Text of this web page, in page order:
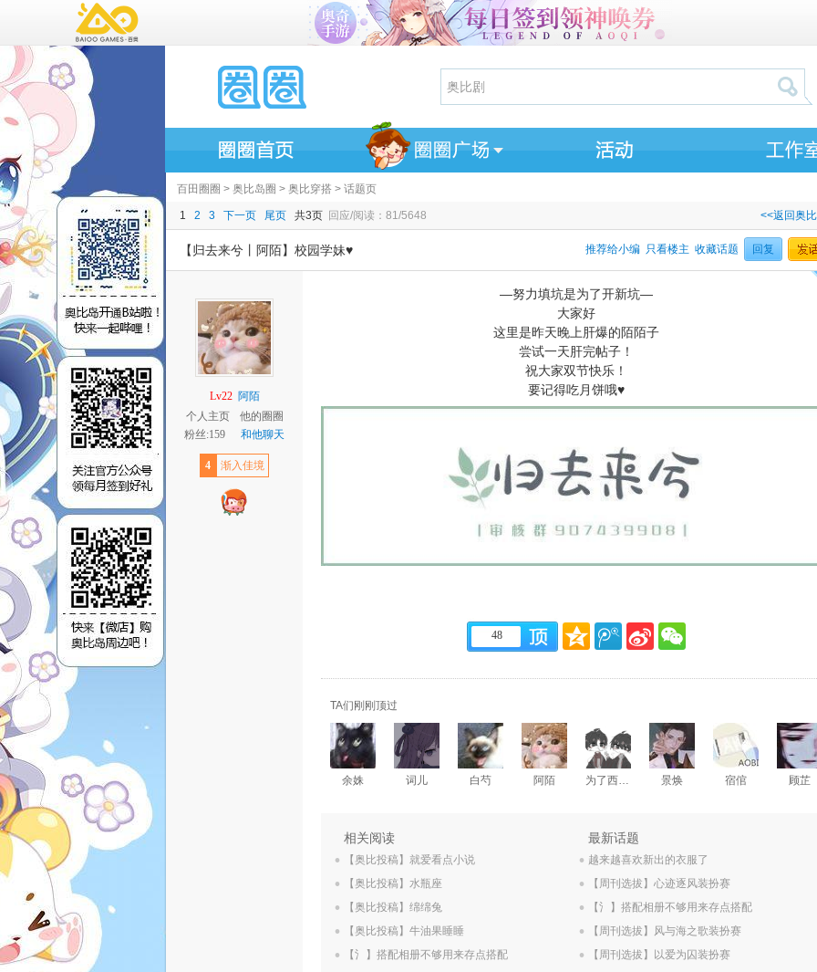
百田圈圈 > 奥比岛圈 > 奥比穿搭 > 话题页
<<返回奥
1 2 3 下一页 尾页 共3页 回应/阅读：81/5648
【归去来兮丨阿陌】校园学妹♥ 回复
收藏话题
只看楼主
推荐给小编
Lv22 阿陌
个人主页
他的圈圈
粉丝:159
和他聊天
4 渐入佳境
—努力填坑是为了开新坑—
大家好
这里是昨天晚上肝爆的陌陌子
尝试一天肝完帖子！
祝大家双节快乐！
要记得吃月饼哦♥
48
TA们刚刚顶过
余姝 词儿 白芍 阿陌 为了西条高人 景焕 宿倌 顾芷
相关阅读
. 【奥比投稿】就爱看点小说
. 【奥比投稿】水瓶座
. 【奥比投稿】绵绵兔
. 【奥比投稿】牛油果睡睡
. 【氵】搭配相册不够用来存点搭配
最新话题
. 越来越喜欢新出的衣服了
. 【周刊选拔】心迹逐风装扮赛
. 【氵】搭配相册不够用来存点搭配
. 【周刊选拔】风与海之歌装扮赛
. 【周刊选拔】以爱为囚装扮赛